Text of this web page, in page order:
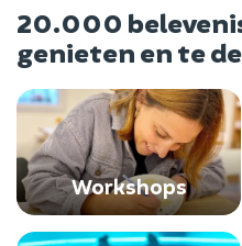
20.000
genieten en te
Workshops